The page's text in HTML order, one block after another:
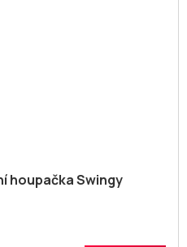
houpačka Swingy